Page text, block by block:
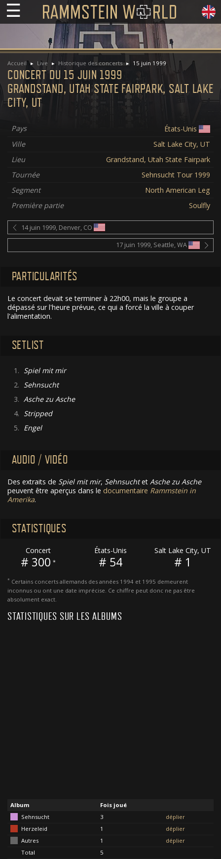
☰
Accueil Live Historique des concerts 15 juin 1999
CONCERT DU 15 JUIN 1999
GRANDSTAND, UTAH STATE FAIRPARK, SALT LAKE
CITY, UT
Pays
États-Unis
Ville
Salt Lake City, UT
Lieu
Grandstand, Utah State Fairpark
Tournée
Sehnsucht Tour 1999
Segment
North American Leg
Première partie
Soulfly
14 juin 1999, Denver, CO
17 juin 1999, Seattle, WA
PARTICULARITÉS
Le concert devait se terminer à 22h00, mais le groupe a
dépassé sur l'heure prévue, ce qui a forcé la ville à couper
l'alimentation.
SETLIST
1. Spiel mit mir
2. Sehnsucht
3. Asche zu Asche
4. Stripped
5. Engel
AUDIO / VIDÉO
Des extraits de Spiel mit mir, Sehnsuchtet Asche zu Asche
peuvent être aperçus dans le documentaire Rammstein in
Amerika.
STATISTIQUES
Concert
# 300 *
États-Unis
# 54
Salt Lake City, UT
# 1
* Certains concerts allemands des années 1994 et 1995 demeurent
inconnus ou ont une date imprécise. Ce chiffre peut donc ne pas être
absolument exact.
STATISTIQUES SUR LES ALBUMS
Album
Fois joué
Sehnsucht
3
déplier
Herzeleid
1
déplier
Autres
1
déplier
Total
5